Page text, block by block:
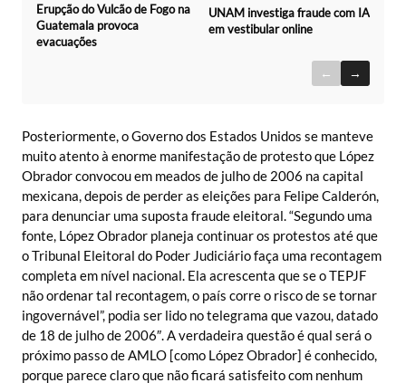
Erupção do Vulcão de Fogo na
Guatemala provoca
evacuações
UNAM investiga fraude com IA
em vestibular online
← →
Posteriormente, o Governo dos Estados Unidos se manteve
muito atento à enorme manifestação de protesto que López
Obrador convocou em meados de julho de 2006 na capital
mexicana, depois de perder as eleições para Felipe Calderón,
para denunciar uma suposta fraude eleitoral. “Segundo uma
fonte, López Obrador planeja continuar os protestos até que
o Tribunal Eleitoral do Poder Judiciário faça uma recontagem
completa em nível nacional. Ela acrescenta que se o TEPJF
não ordenar tal recontagem, o país corre o risco de se tornar
ingovernável”, podia ser lido no telegrama que vazou, datado
de 18 de julho de 2006″. A verdadeira questão é qual será o
próximo passo de AMLO [como López Obrador] é conhecido,
porque parece claro que não ficará satisfeito com nenhum